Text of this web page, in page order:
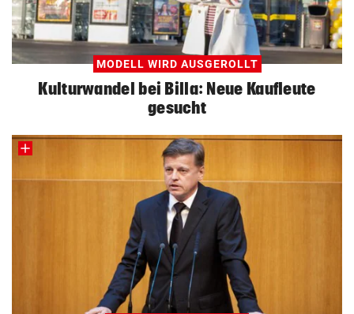
MODELL WIRD AUSGEROLLT
Kulturwandel bei Billa: Neue Kaufleute
gesucht